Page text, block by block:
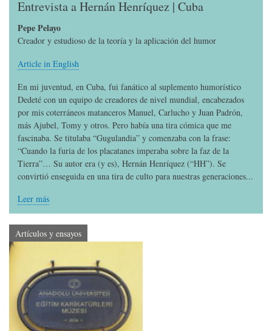
Entrevista a Hernán Henríquez | Cuba
Pepe Pelayo
Creador y estudioso de la teoría y la aplicación del humor
Article in English
En mi juventud, en Cuba, fui fanático al suplemento humorístico
Dedeté con un equipo de creadores de nivel mundial, encabezados
por mis coterráneos matanceros Manuel, Carlucho y Juan Padrón,
más Ajubel, Tomy y otros. Pero había una tira cómica que me
fascinaba. Se titulaba “Gugulandia” y comenzaba con la frase:
“Cuando la furia de los placatanes imperaba sobre la faz de la
Tierra”… Su autor era (y es), Hernán Henríquez (“HH”). Se
convirtió enseguida en una tira de culto para nuestras generaciones...
Leer más
Artículos y ensayos